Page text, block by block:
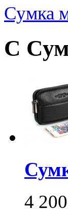
Сумка
С
4 200